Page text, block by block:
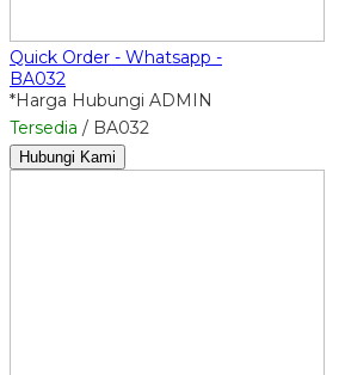
Quick Order - Whatsapp -
BA032
*Harga Hubungi ADMIN
Tersedia / BA032
Hubungi Kami